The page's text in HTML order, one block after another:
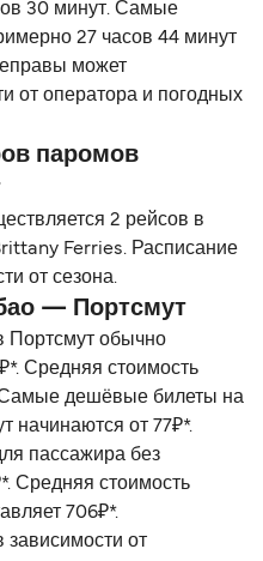
30 минут. Самые
27 часов 44 минут
может
от оператора и погодных
паромов
2 рейсов в
Ferries. Расписание
от сезона.
— Портсмут
Портсмут обычно
Средняя стоимость
Самые дешёвые билеты на
начинаются от 77₽*.
пассажира без
Средняя стоимость
706₽*.
зависимости от